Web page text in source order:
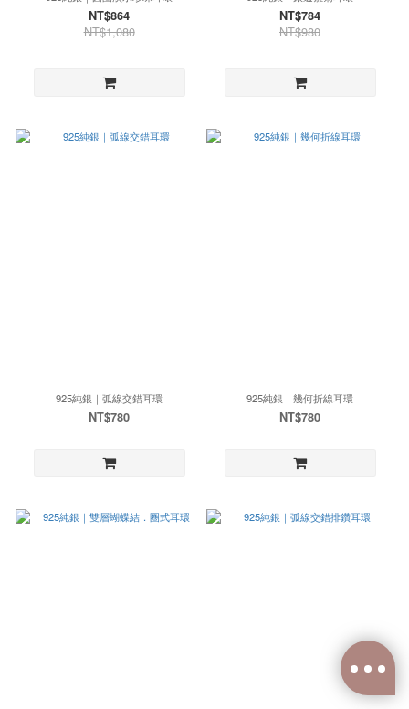
NT$864
NT$1,080
NT$784
NT$980
925純銀｜弧線交錯耳環
NT$780
925純銀｜幾何折線耳環
NT$780